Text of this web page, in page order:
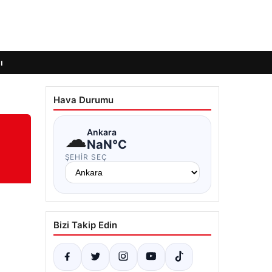
Hava Durumu
☁Ankara
NaN°C
ŞEHIR SEÇ
Bizi Takip Edin